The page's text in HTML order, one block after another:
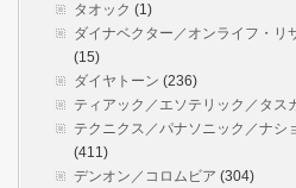
タオック (1)
ダイナベクター／オンライフ・リ
(15)
ダイヤトーン (236)
ティアック／エソテリック／タス
テクニクス／パナソニック／ナシ
(411)
デンオン／コロムビア (304)